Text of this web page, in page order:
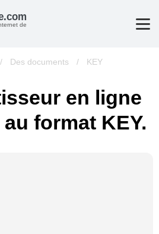
de
/ Des documents / KEY
en ligne
format KEY.